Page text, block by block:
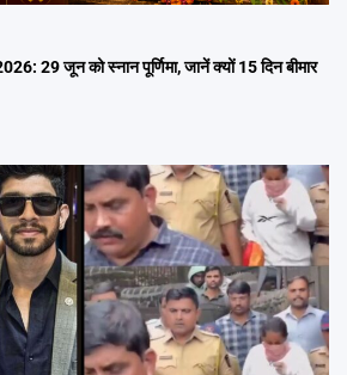
29 जून को स्नान पूर्णिमा, जानें क्यों 15 दिन बीमार